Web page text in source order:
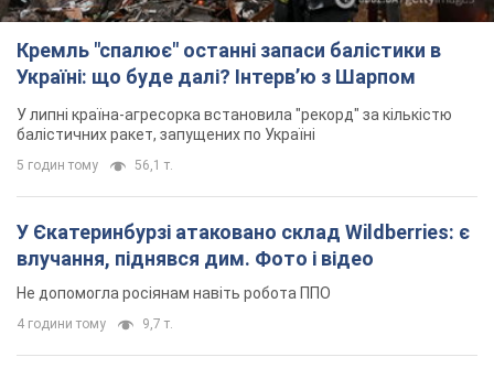
Кремль "спалює" останні запаси балістики в
Україні: що буде далі? Інтерв’ю з Шарпом
У липні країна-агресорка встановила "рекорд" за кількістю
балістичних ракет, запущених по Україні
5 годин тому 56,1 т.
У Єкатеринбурзі атаковано склад Wildberries: є
влучання, піднявся дим. Фото і відео
Не допомогла росіянам навіть робота ППО
4 години тому 9,7 т.